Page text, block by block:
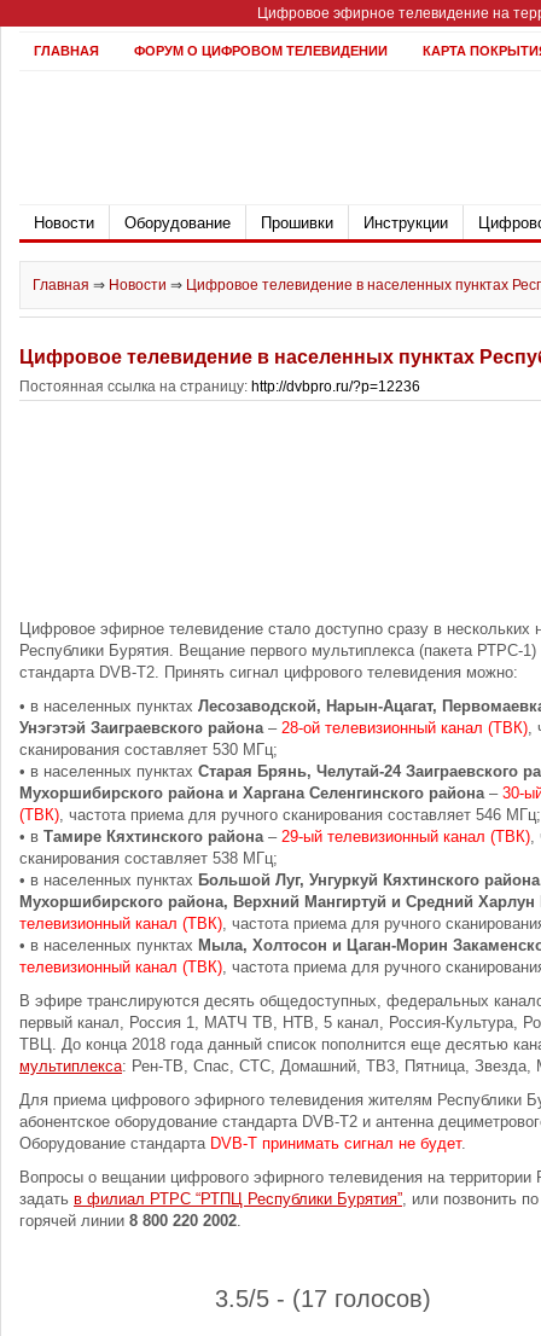
Цифровое эфирное телевидение на
ГЛАВНАЯ ФОРУМ О ЦИФРОВОМ ТЕЛЕВИДЕНИИ КАРТА
Новости Оборудование Прошивки Инструкции
Главная ⇒ Новости ⇒ Цифровое телевидение в населенных пунктах
Цифровое телевидение в населенных пунктах
Постоянная ссылка на страницу: http://dvbpro.ru/?p=12236
Цифровое эфирное телевидение стало доступно сразу в нескольких
Республики Бурятия. Вещание первого мультиплекса (пакета РТРС-
стандарта DVB-T2. Принять сигнал цифрового телевидения можно:
• в населенных пунктах Лесозаводской, Нарын-Ацагат,
Унэгэтэй Заиграевского района– 28-ой телевизионный канал (ТВК),
сканирования составляет 530 МГц;
• в населенных пунктах Старая Брянь, Челутай-24 Заиграевского
Мухоршибирского района и Харгана Селенгинского района– 30-
(ТВК), частота приема для ручного сканирования составляет 546 МГц;
• в Тамире Кяхтинского района– 29-ый телевизионный канал (ТВК),
сканирования составляет 538 МГц;
• в населенных пунктах Большой Луг, Унгуркуй Кяхтинского
Мухоршибирского района, Верхний Мангиртуй и Средний Харлун
телевизионный канал (ТВК), частота приема для ручного
• в населенных пунктах Мыла, Холтосон и Цаган-Морин
телевизионный канал (ТВК), частота приема для ручного
В эфире транслируются десять общедоступных, федеральных
первый канал, Россия 1, МАТЧ ТВ, НТВ, 5 канал, Россия-Культура,
ТВЦ. До конца 2018 года данный список пополнится еще десятью
мультиплекса: Рен-ТВ, Спас, СТС, Домашний, ТВ3, Пятница,
Для приема цифрового эфирного телевидения жителям Республики
абонентское оборудование стандарта DVB-T2 и антенна
Оборудование стандарта DVB-T принимать сигнал не будет.
Вопросы о вещании цифрового эфирного телевидения на территории
задать в филиал РТРС “РТПЦ Республики Бурятия”, или позвонить
горячей линии 8 800 220 2002.
3.5/5 - (17 голосов)